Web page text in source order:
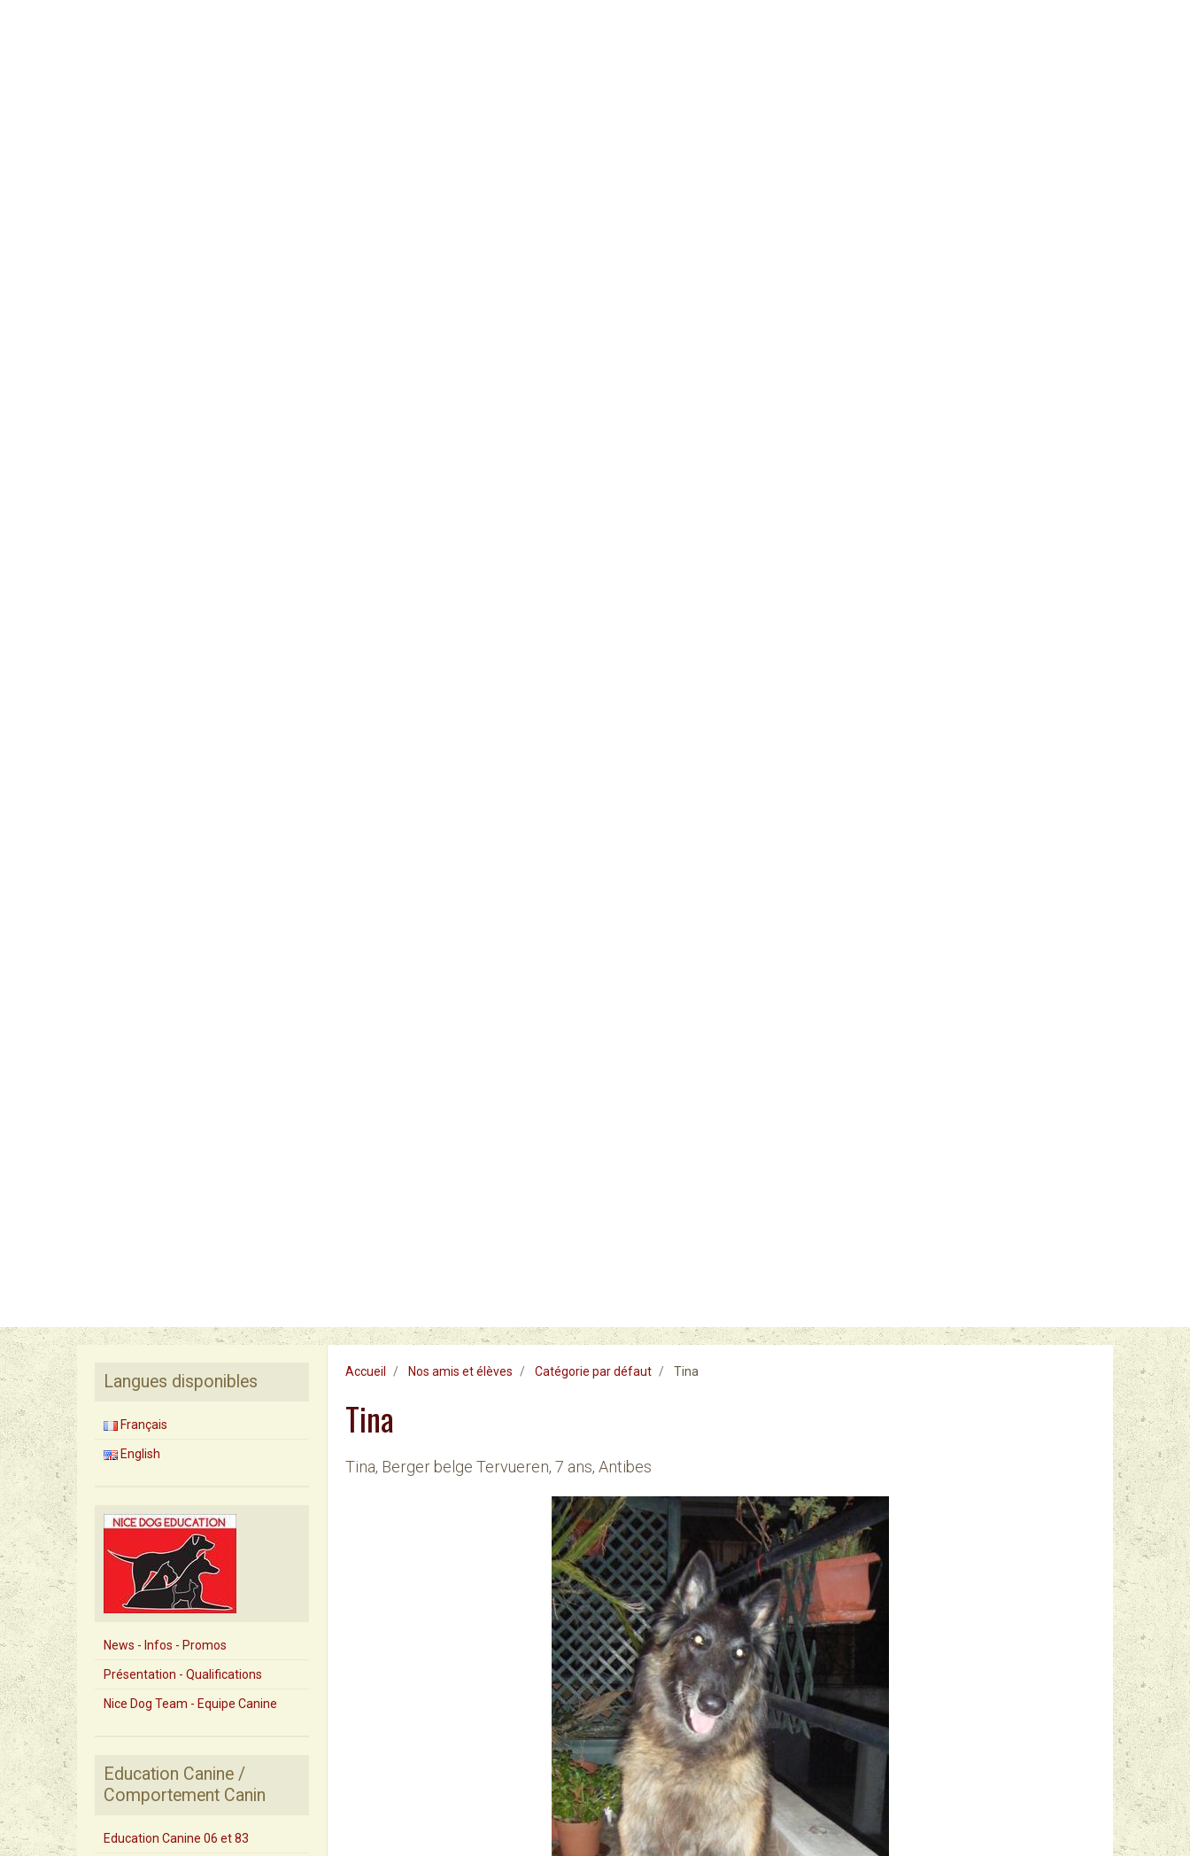
Accueil Nos amis et élèves Catégorie par défaut Tina
Tina
Tina, Berger belge Tervueren, 7 ans, Antibes
Langues disponibles
Français
English
News - Infos - Promos
Présentation - Qualifications
Nice Dog Team - Equipe Canine
Education Canine /
Comportement Canin
Education Canine 06 et 83